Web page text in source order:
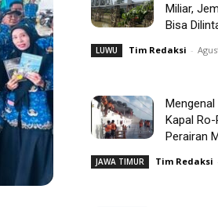
Miliar,
Bisa
LUWU Tim Redaksi -
Kapal
Perairan
JAWA TIMUR Tim Redaksi